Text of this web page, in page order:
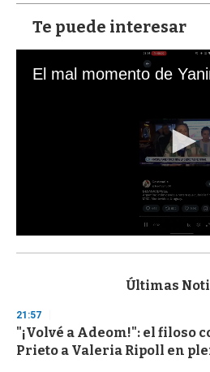
Te puede interesar
s
d
s
o
f
Últimas
21:57
"¡Volvé a Adeom!": el filoso
Prieto a Valeria Ripoll en